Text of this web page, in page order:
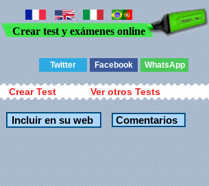
Crear test y exámenes online
Twitter Facebook WhatsApp
Crear Test Ver otros Tests
Comentarios